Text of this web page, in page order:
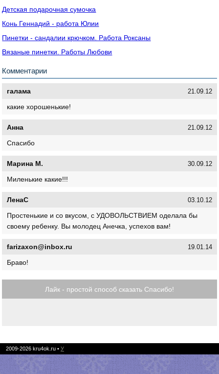
Детская подарочная сумочка
Конь Геннадий - работа Юлии
Пинетки - сандалии крючком. Работа Роксаны
Вязаные пинетки. Работы Любови
Комментарии
галама 21.09.12
какие хорошенькие!
Анна 21.09.12
Спасибо
Марина М. 30.09.12
Миленькие какие!!!
ЛенаС 03.10.12
Простенькие и со вкусом, с УДОВОЛЬСТВИЕМ оделала бы
своему ребенку. Вы молодец Анечка, успехов вам!
farizaxon@inbox.ru 19.01.14
Браво!
Лайк - простой способ сказать Спасибо!
2009-2026 kru4ok.ru • У